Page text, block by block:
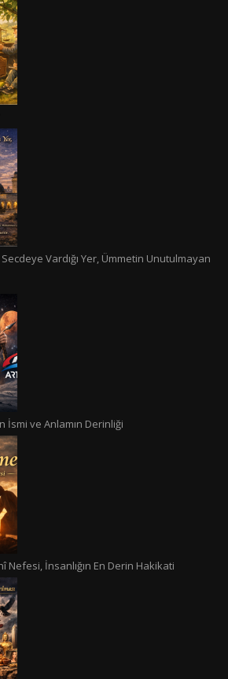
Vardığı Yer, Ümmetin Unutulmayan
İsmi ve Anlamın Derinliği
Nefesi, İnsanlığın En Derin Hakikati